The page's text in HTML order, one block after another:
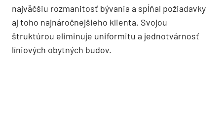
najväčšiu rozmanitosť bývania a spĺňal požiadavky
aj toho najnáročnejšieho klienta. Svojou
štruktúrou eliminuje uniformitu a jednotvárnosť
líniových obytných budov.